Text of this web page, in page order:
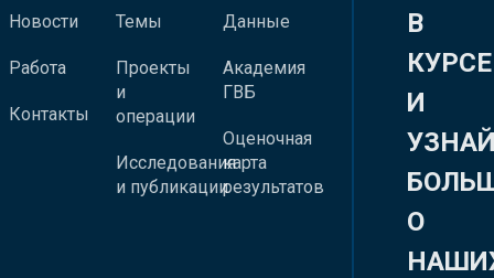
Новости
Работа
Контакты
Темы
Проекты
и
операции
Исследования
и публикации
Данные
Академия
ГВБ
Оценочная
карта
результатов
В
КУРСЕ
И
О